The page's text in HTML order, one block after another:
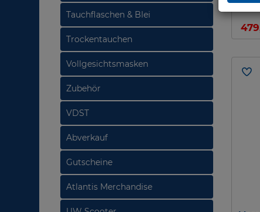
Tauchflaschen & Blei
Trockentauchen
Vollgesichtsmasken
Zubehör
VDST
Abverkauf
Gutscheine
Atlantis Merchandise